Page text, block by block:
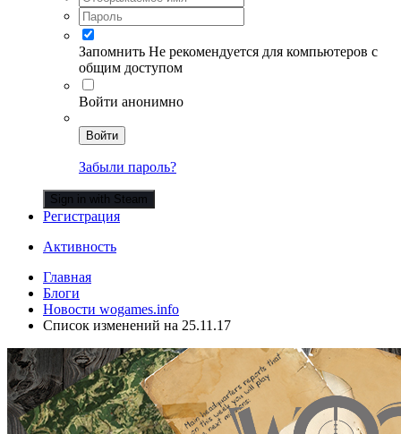
Запомнить Не рекомендуется для компьютеров с
общим доступом
Войти анонимно
Войти
Забыли пароль?
Sign in with Steam
Регистрация
Активность
Главная
Блоги
Новости wogames.info
Список изменений на 25.11.17